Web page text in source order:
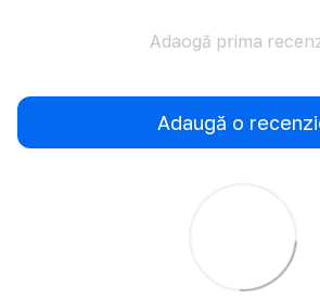
Adaogă prima
Adaugă o